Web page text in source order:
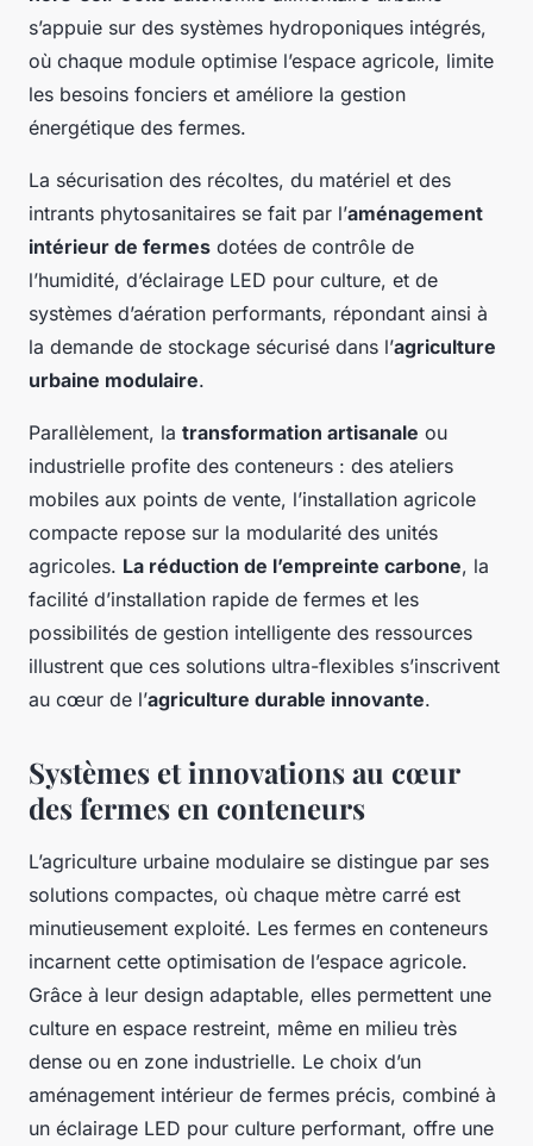
s’appuie sur des systèmes hydroponiques intégrés,
où chaque module optimise l’espace agricole, limite
les besoins fonciers et améliore la gestion
énergétique des fermes.
La sécurisation des récoltes, du matériel et des
intrants phytosanitaires se fait par l’aménagement
intérieur de fermes dotées de contrôle de
l’humidité, d’éclairage LED pour culture, et de
systèmes d’aération performants, répondant ainsi à
la demande de stockage sécurisé dans l’agriculture
urbaine modulaire.
Parallèlement, la transformation artisanale ou
industrielle profite des conteneurs : des ateliers
mobiles aux points de vente, l’installation agricole
compacte repose sur la modularité des unités
agricoles. La réduction de l’empreinte carbone, la
facilité d’installation rapide de fermes et les
possibilités de gestion intelligente des ressources
illustrent que ces solutions ultra-flexibles s’inscrivent
au cœur de l’agriculture durable innovante.
Systèmes et innovations au cœur
desfermes en conteneurs
L’agriculture urbaine modulaire se distingue par ses
solutions compactes, où chaque mètre carré est
minutieusement exploité. Les fermes en conteneurs
incarnent cette optimisation de l’espace agricole.
Grâce à leur design adaptable, elles permettent une
culture en espace restreint, même en milieu très
dense ou en zone industrielle. Le choix d’un
aménagement intérieur de fermes précis, combiné à
un éclairage LED pour culture performant, offre une